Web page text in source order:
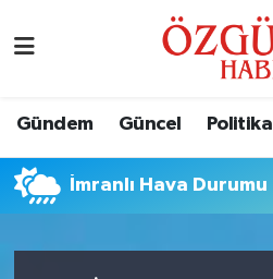
Gündem Güncel Politika
İmranlı Hava Durumu
Eğitim
Ekonomi
Nöbetçi Eczaneler
Namaz Vakitleri
Trafik Durumu